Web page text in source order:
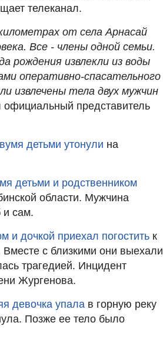
телеканал.
от села Арнасай
Все - члены одной семьи.
рождения извлекли из воды
оперативно-спасательного
извлечены тела двух мужчин
представитель
детьми утонули на
детьми и родственником
области. Мужчина
и сам.
и дочкой приехал погостить к
Вместе с близкими они выехали
трагедией. Инцидент
Жургенова.
девочка упала в горную реку
Позже ее тело было